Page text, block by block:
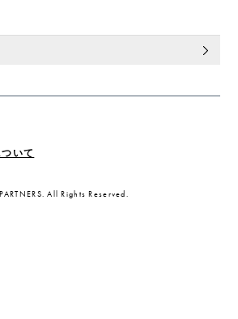
いて
All Rights Reserved.